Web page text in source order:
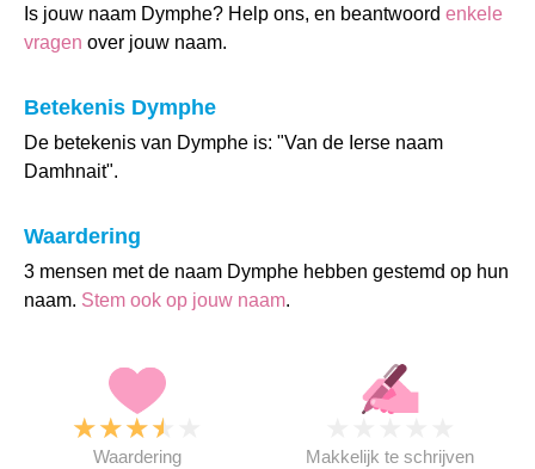
Is jouw naam Dymphe? Help ons, en beantwoord enkele
vragen over jouw naam.
Betekenis Dymphe
De betekenis van Dymphe is: "Van de Ierse naam
Damhnait".
Waardering
3 mensen met de naam Dymphe hebben gestemd op hun
naam. Stem ook op jouw naam.
★★★★
Waardering Makkelijk te schrijven